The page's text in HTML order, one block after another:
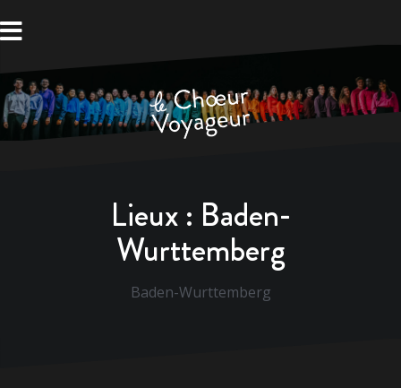
au
Lieux : Baden-
Wurttemberg
Baden-Wurttemberg